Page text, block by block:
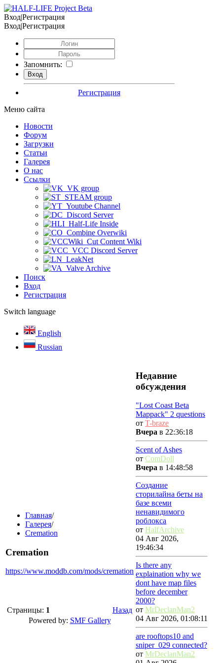
Вход|Регистрация
Вход|Регистрация
Запомнить:
Регистрация
Меню сайта
Новости
Форум
Загрузки
Статьи
Галерея
О нас
Ссылки
VK group
STEAM group
Youtube Channel
Discord Server
Half-Life Inside
Combine Overwiki
Cut Content Wiki
VCC Discord Server
LeakNet
Valve Archive
Поиск
Вход
Регистрация
Switch language
English
Russian
Главная/
Галерея/
Cremation
Cremation
https://www.moddb.com/mods/cremation
Страницы: 1
Назад
Powered by: SMF Gallery
Недавние
обсуждения
"Lost Coast Beta
Mappack" 2 questions
от T-braze
Вчера в 22:36:18
Scent of Ashes
от ComDoll
Вчера в 14:48:58
Создание
сторилайна беты на
базе всеми
ненавидимого
роблокса
от HalfArchive
04 Авг 2026,
19:46:34
Is there any
explaination why we
dont have map files
before december
2000?
от MrDeclanMan2
04 Авг 2026, 01:08:11
are rooftops10 and
sniper_029 connected?
от MrDeclanMan2